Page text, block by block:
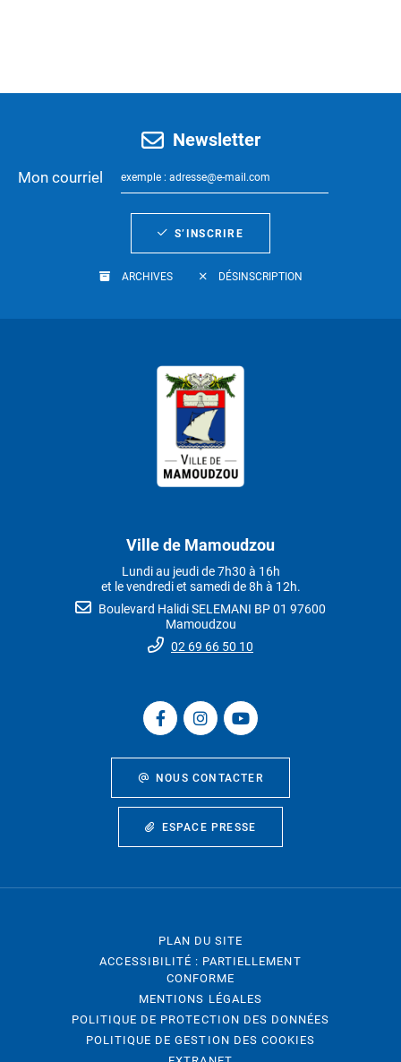
Newsletter
Mon courriel
S’INSCRIRE
ARCHIVES DÉSINSCRIPTION
Ville de Mamoudzou
Lundi au jeudi de 7h30 à 16h
et le vendredi et samedi de 8h à 12h.
Boulevard Halidi SELEMANI BP 01 97600
Mamoudzou
02 69 66 50 10
NOUS CONTACTER
ESPACE PRESSE
PLAN DU SITE
ACCESSIBILITÉ : PARTIELLEMENT
CONFORME
MENTIONS LÉGALES
POLITIQUE DE PROTECTION DES DONNÉES
POLITIQUE DE GESTION DES COOKIES